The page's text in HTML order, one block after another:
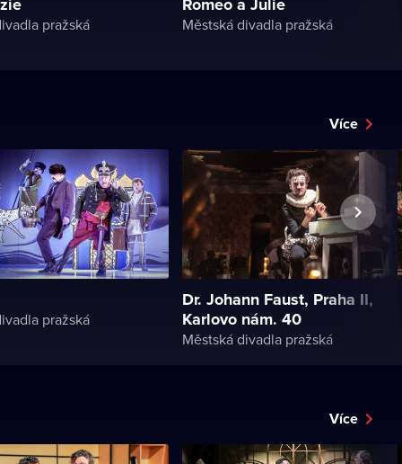
pražská Městská divadla pražská
Více
pražská
Dr. Johann Faust, Praha II,
Karlovo nám. 40
Městská divadla pražská
Více